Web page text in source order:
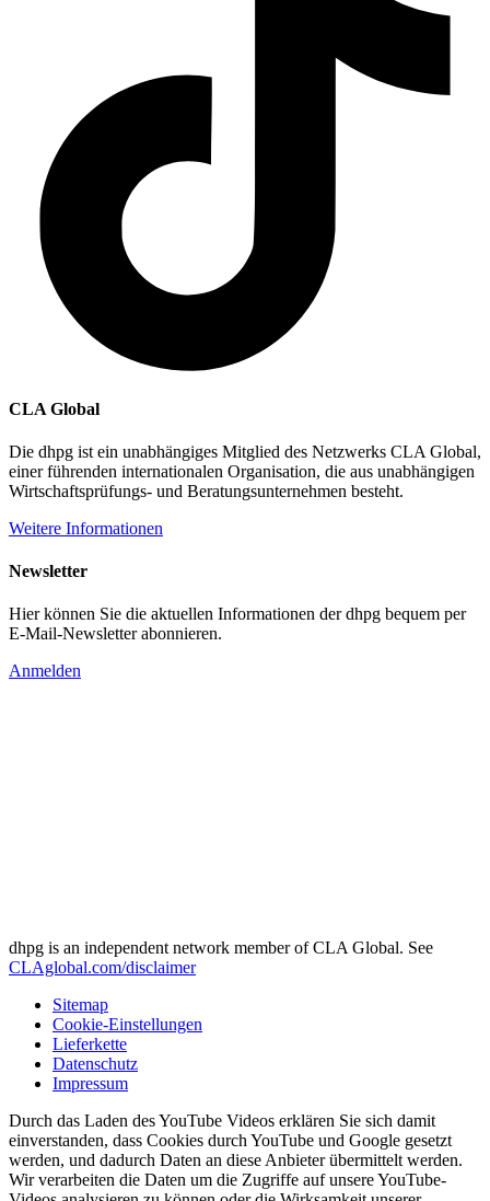
CLA Global
Die dhpg ist ein unabhängiges Mitglied des Netzwerks CLA Global,
einer führenden internationalen Organisation, die aus unabhängigen
Wirtschaftsprüfungs- und Beratungsunternehmen besteht.
Weitere Informationen
Newsletter
Hier können Sie die aktuellen Informationen der dhpg bequem per
E-Mail-Newsletter abonnieren.
Anmelden
dhpg is an independent network member of CLA Global. See
CLAglobal.com/disclaimer
Sitemap
Cookie-Einstellungen
Lieferkette
Datenschutz
Impressum
Durch das Laden des YouTube Videos erklären Sie sich damit
einverstanden, dass Cookies durch YouTube und Google gesetzt
werden, und dadurch Daten an diese Anbieter übermittelt werden.
Wir verarbeiten die Daten um die Zugriffe auf unsere YouTube-